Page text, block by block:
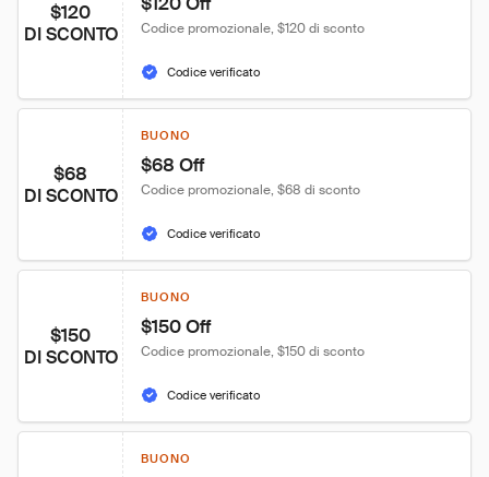
$120
DI SCONTO Codice promozionale, $120 di sconto
Codice verificato
$68
DI SCONTO
BUONO
$68 Off
Codice promozionale, $68 di sconto
Codice verificato
$150
DI SCONTO
BUONO
$150 Off
Codice promozionale, $150 di sconto
Codice verificato
BUONO